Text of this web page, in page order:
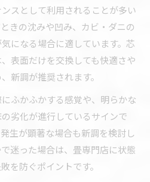
スとして利用されることが多い
きの沈みや凹み、カビ・ダニの
になる場合に適しています。芯
表面だけを交換しても快適さや
新調が推奨されます。
ふかふかする感覚や、明らかな
劣化が進行しているサインで
生が顕著な場合も新調を検討し
迷った場合は、畳専門店に状態
を防ぐポイントです。